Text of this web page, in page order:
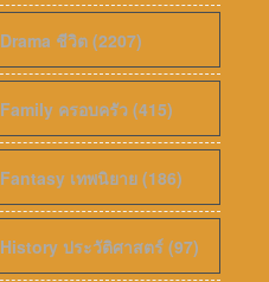
Drama ชีวิต (2207)
Family ครอบครัว (415)
Fantasy เทพนิยาย (186)
History ประวัติศาสตร์ (97)